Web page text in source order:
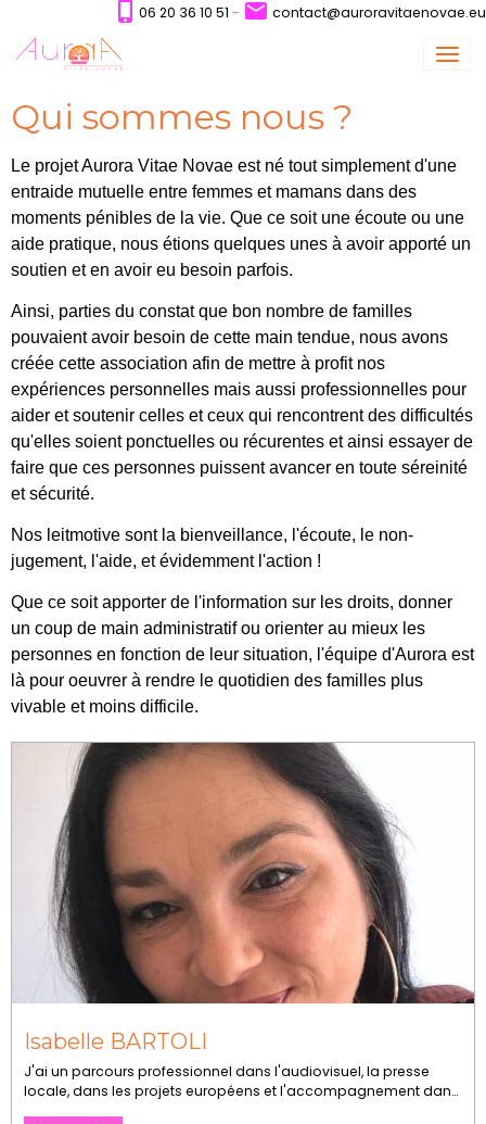
06 20 36 10 51 - contact@auroravitaenovae.eu
Qui sommes nous ?
Le projet Aurora Vitae Novae est né tout simplement d'une
entraide mutuelle entre femmes et mamans dans des
moments pénibles de la vie. Que ce soit une écoute ou une
aide pratique, nous étions quelques unes à avoir apporté un
soutien et en avoir eu besoin parfois.
Ainsi, parties du constat que bon nombre de familles
pouvaient avoir besoin de cette main tendue, nous avons
créée cette association afin de mettre à profit nos
expériences personnelles mais aussi professionnelles pour
aider et soutenir celles et ceux qui rencontrent des difficultés
qu'elles soient ponctuelles ou récurentes et ainsi essayer de
faire que ces personnes puissent avancer en toute séreinité
et sécurité.
Nos leitmotive sont la bienveillance, l'écoute, le non-
jugement, l'aide, et évidemment l'action !
Que ce soit apporter de l'information sur les droits, donner
un coup de main administratif ou orienter au mieux les
personnes en fonction de leur situation, l'équipe d'Aurora est
là pour oeuvrer à rendre le quotidien des familles plus
vivable et moins difficile.
Isabelle BARTOLI
J'ai un parcours professionnel dans l'audiovisuel, la presse
locale, dans les projets européens et l'accompagnement dans